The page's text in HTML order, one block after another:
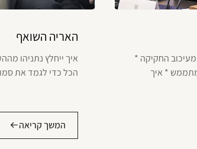
החקיקה *
מתממש * איך
האריה השואף
איך ייחלץ נתניהו
הכל כדי לגמד את
המשך קריאה